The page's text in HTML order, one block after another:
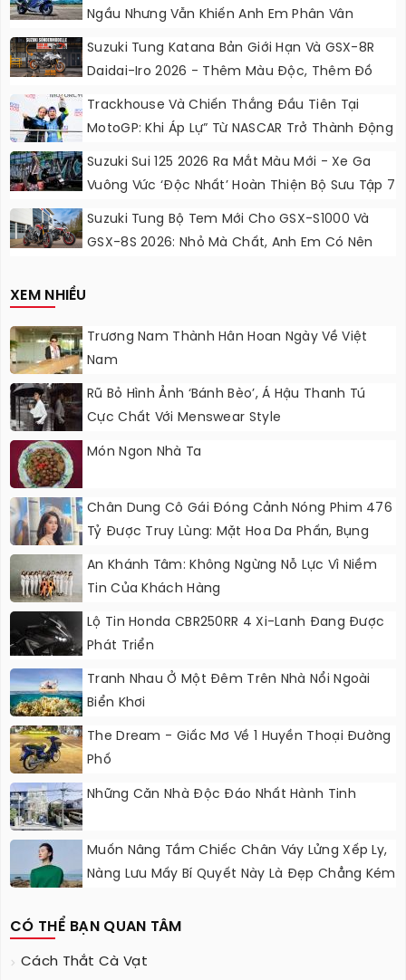
Ngầu Nhưng Vẫn Khiến Anh Em Phân Vân
Suzuki Tung Katana Bản Giới Hạn Và GSX-8R
Daidai-Iro 2026 - Thêm Màu Độc, Thêm Đồ
Chơi, Thêm Cá Tính
Trackhouse Và Chiến Thắng Đầu Tiên Tại
MotoGP: Khi Áp Lự” Từ NASCAR Trở Thành Động
Lực Ngọt Ngào
Suzuki Sui 125 2026 Ra Mắt Màu Mới - Xe Ga
Vuông Vức ‘độc Nhất’ Hoàn Thiện Bộ Sưu Tập 7
Sắc Cầu Vồng
Suzuki Tung Bộ Tem Mới Cho GSX-S1000 Và
GSX-8S 2026: Nhỏ Mà Chất, Anh Em Có Nên
XEM NHIỀU
Trương Nam Thành Hân Hoan Ngày Về Việt
Nam
Rũ Bỏ Hình Ảnh ‘bánh Bèo’, Á Hậu Thanh Tú
Cực Chất Với Menswear Style
Món Ngon Nhà Ta
Chân Dung Cô Gái Đóng Cảnh Nóng Phim 476
Tỷ Được Truy Lùng: Mặt Hoa Da Phấn, Bụng
“không Gợn Sóng”
An Khánh Tâm: Không Ngừng Nỗ Lực Vì Niềm
Tin Của Khách Hàng
Lộ Tin Honda CBR250RR 4 Xi-Lanh Đang Được
Phát Triển
Tranh Nhau Ở Một Đêm Trên Nhà Nổi Ngoài
Biển Khơi
The Dream - Giấc Mơ Về 1 Huyền Thoại Đường
Phố
Những Căn Nhà Độc Đáo Nhất Hành Tinh
Muốn Nâng Tầm Chiếc Chân Váy Lửng Xếp Ly,
Nàng Lưu Mấy Bí Quyết Này Là Đẹp Chẳng Kém
CÓ THỂ BẠN QUAN TÂM
Cách Thắt Cà Vạt